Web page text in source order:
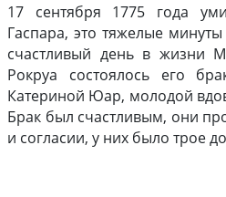
17 сентября 1775 года
Гаспара, это тяжелые
счастливый день в жизни
Рокруа состоялось его
Катериной Юар, молодой
Брак был счастливым, они
и согласии, у них было трое